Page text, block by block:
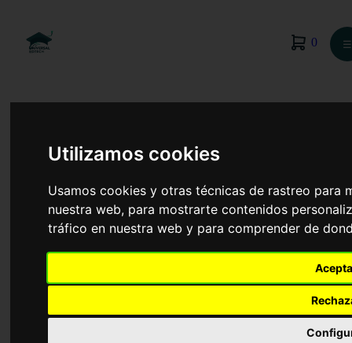
Utilizamos cookies
Usamos cookies y otras técnicas de rastreo para
nuestra web, para mostrarte contenidos
tráfico en nuestra web y para comprender de
0 ☰